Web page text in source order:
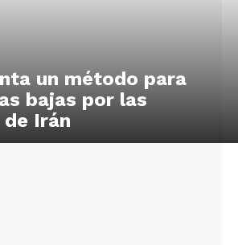
un método para
bajas por las
Irán